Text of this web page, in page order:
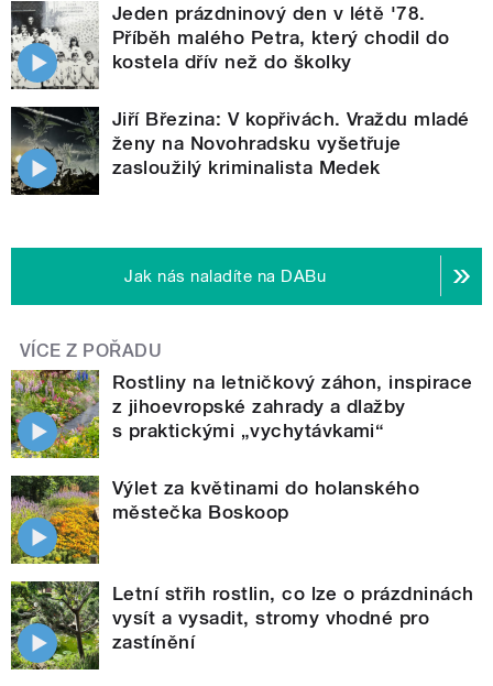
Jeden prázdninový den v létě '78.
Příběh malého Petra, který chodil do
kostela dřív než do školky
Jiří Březina: V kopřivách. Vraždu mladé
ženy na Novohradsku vyšetřuje
zasloužilý kriminalista Medek
Jak nás naladíte na DABu
VÍCE Z POŘADU
Rostliny na letničkový záhon, inspirace
z jihoevropské zahrady a dlažby
s praktickými „vychytávkami“
Výlet za květinami do holanského
městečka Boskoop
Letní střih rostlin, co lze o prázdninách
vysít a vysadit, stromy vhodné pro
zastínění